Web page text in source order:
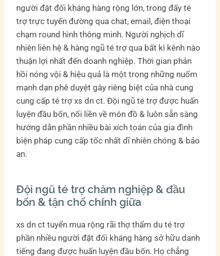
người đặt đối kháng hàng rộng lớn, trong đấy té
trợ trực tuyến đường qua chat, email, điện thoại
chạm round hình thông minh. Người nghịch dĩ
nhiên liên hệ & hàng ngũ té trợ qua bất kì kênh nào
thuận lợi nhất đến doanh nghiệp. Thời gian phản
hồi nóng vội & hiệu quả là một trong những nuốm
mạnh dạn phê duyệt gây riêng biệt của nhà cung
cung cấp té trợ xs dn ct. Đội ngũ té trợ được huấn
luyện đầu bốn, nối liền về món đồ & luôn sẵn sàng
hướng dẫn phần nhiều bài xích toán của gia đình
biện pháp cung cấp tốc nhất dĩ nhiên chóng & bảo
an.
Đội ngũ té trợ chăm nghiệp & đầu
bốn & tận chổ chính giữa
xs dn ct tuyển mua rộng rãi thợ thẩm du té trợ
phần nhiều người đặt đối kháng hàng sở hữu danh
tiếng đang được huấn luyện đầu bốn. Họ chẳng